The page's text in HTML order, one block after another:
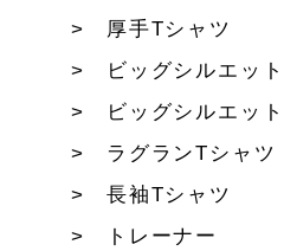
厚手Tシャツ
ビッグシルエッ
ビッグシルエッ
ラグランTシャツ
長袖Tシャツ
トレーナー